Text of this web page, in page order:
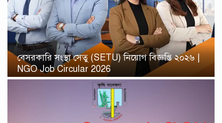
বেসরকারি সংস্থা সেতু (SETU) নিয়োগ বিজ্ঞপ্তি ২০২৬ |
NGO Job Circular 2026